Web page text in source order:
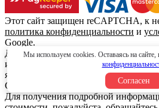
Этот сайт защищен reCAPTCHA, к
политика конфиденциальности и
Google.
Данный интернет сайт носит
информационный характер и вся
является публичной офертой,
Статьи 437 (2) Гражданского
Для получения подробной
Мы используем cookies. Оставаясь на сайте,
Согласен